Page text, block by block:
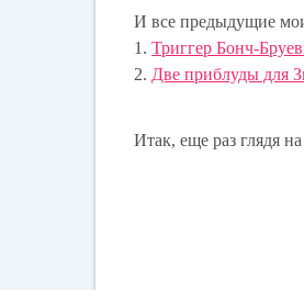
И все предыдущие
1.Триггер Бонч-
2. Две приблуды для
Итак, еще раз глядя